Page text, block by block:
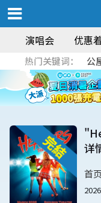
演唱会 优惠
热门关键词： 公
详
首页